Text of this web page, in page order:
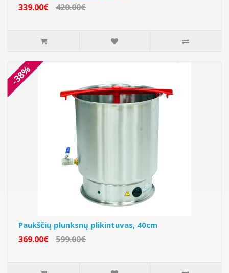
339.00€ 420.00€
-38%
Paukščių plunksnų plikintuvas, 40cm
369.00€ 599.00€